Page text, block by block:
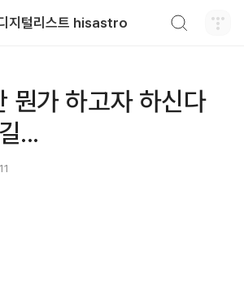
지털리스트 hisastro
뭔가 하고자 하신다
...